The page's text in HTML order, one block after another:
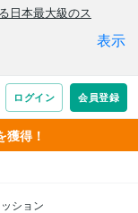
得！
ション